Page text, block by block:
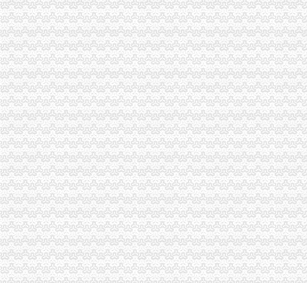
京津海关一体化今日启动,通关成本或降二至三成-财经网
财经中间站_期-财经中间站-财经-高清正版–爱
【保定恒通财富中心酒店】地址：高开区朝北大街709号（秀园路与
春风周边一网尽：边防海关武审计署电视台地税局财政局财富
想知道：急求重庆石桥铺渝州路到重庆北部新区新光大道16号财富中
【远洋财富中心】-上海乐居
【8图】自贸区免税海关内商铺和办公楼：免税房远洋财富摇钱-浦东外
【外高桥自贸区免税海关内免税房！售楼处直销商铺和写字楼】,上海
海关总署财务骨干培训班在天津财经大学举行_天津财大EMBA华南中
远洋财富中心写字楼出租,（出租）自贸区+保税区新出税收海关联网
【5图】呼家楼中国海关央视大裤衩财富中心好房3400,北京朝
上海海关8措施支持科创中心建设概念股或受益_东方财富网
全国海关正式实施通关一体化_财经评论（cjpl）股吧_东方财富网股吧
【8图】自贸区海关内保税！买一得二【远洋财富保税写字楼】-浦东陆
经济双驾马车可能变成轮车_财经中心_中国网
〖世纪财富中心〗项目品牌推广策划案-MBA智库文档
外媒:香港金周损失惨重富豪抛售在港房产|香港股市|香港海关_凤凰
【兰州会展中心海关站楼盘|新房价格信息】-兰州搜狐焦点网
金桥出口加工区-搜百科
银行理财产品分析报告_2014-2020年中国银行理财产品行业竞争格局